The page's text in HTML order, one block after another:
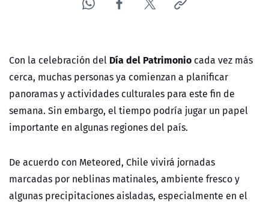
ÁREA DE PROYECTOS
Con la celebración del Día del Patrimonio cada vez más
cerca, muchas personas ya comienzan a planificar
panoramas y actividades culturales para este fin de
semana. Sin embargo, el tiempo podría jugar un papel
importante en algunas regiones del país.
De acuerdo con Meteored, Chile vivirá jornadas
marcadas por neblinas matinales, ambiente fresco y
algunas precipitaciones aisladas, especialmente en el